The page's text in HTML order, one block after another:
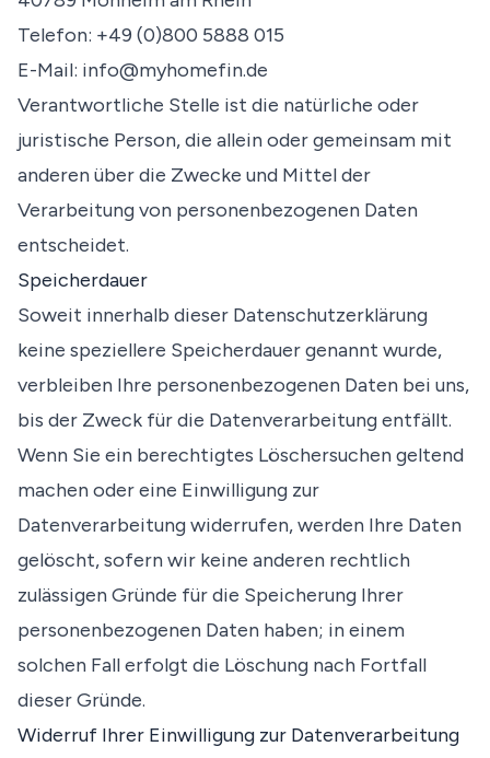
Telefon: +49 (0)800 5888 015
E-Mail: info@myhomefin.de
Verantwortliche Stelle ist die natürliche oder
juristische Person, die allein oder gemeinsam mit
anderen über die Zwecke und Mittel der
Verarbeitung von personenbezogenen Daten
entscheidet.
Speicherdauer
Soweit innerhalb dieser Datenschutzerklärung
keine speziellere Speicherdauer genannt wurde,
verbleiben Ihre personenbezogenen Daten bei uns,
bis der Zweck für die Datenverarbeitung entfällt.
Wenn Sie ein berechtigtes Löschersuchen geltend
machen oder eine Einwilligung zur
Datenverarbeitung widerrufen, werden Ihre Daten
gelöscht, sofern wir keine anderen rechtlich
zulässigen Gründe für die Speicherung Ihrer
personenbezogenen Daten haben; in einem
solchen Fall erfolgt die Löschung nach Fortfall
dieser Gründe.
Widerruf Ihrer Einwilligung zur Datenverarbeitung